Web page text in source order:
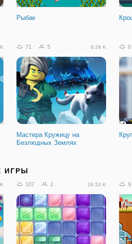
Рыбак
71 5 8.28 K
Мастера Кружицу на
Безлюдных Землях
0
ИГРЫ
107 2 26.53 K 9